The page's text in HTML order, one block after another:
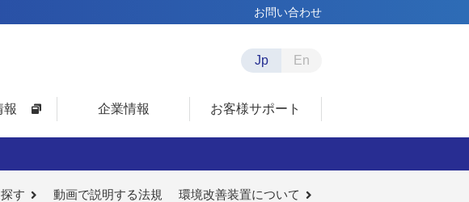
お問い合わせ
Jp En
報 企業情報 お客様サポート
す 動画で説明する法規 環境改善装置について